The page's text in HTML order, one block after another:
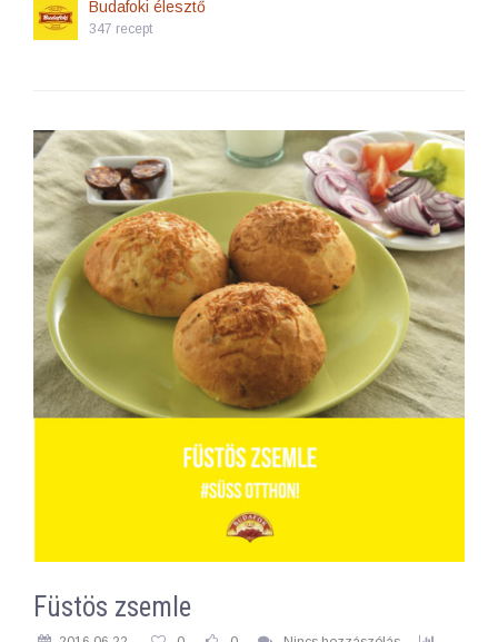
Budafoki élesztő
347 recept
Füstös zsemle